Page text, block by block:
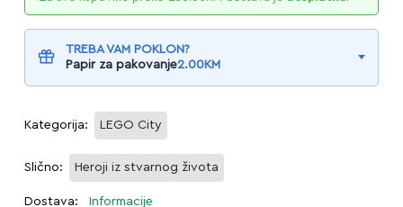
TREBA VAM POKLON?
Papir za pakovanje2.00KM
Kategorija: LEGO City
Slično: Heroji iz stvarnog života
Dostava: Informacije